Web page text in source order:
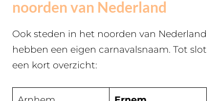
noorden van Nederland
Ook steden in het noorden van Nederland
hebben een eigen carnavalsnaam. Tot slot
een kort overzicht: